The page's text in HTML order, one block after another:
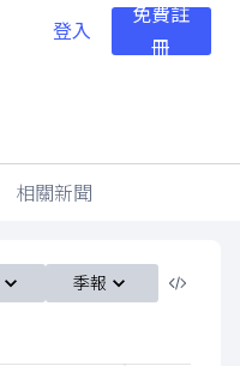
登入
免費註
冊
相關新聞
季報